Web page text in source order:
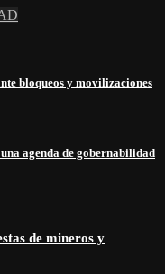
bloqueos y movilizaciones
agenda de gobernabilidad
de mineros y